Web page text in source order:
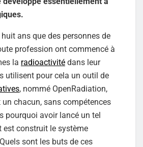
ans que des personnes de
profession ont commencé à
la radioactivité dans leur
utilisent pour cela un outil de
, nommé OpenRadiation,
chacun, sans compétences
pourquoi avoir lancé un tel
est construit le système
sont les buts de ces